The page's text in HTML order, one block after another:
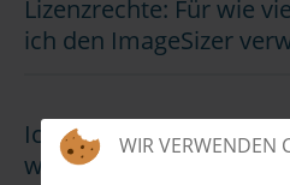
Lizenzrechte: Für wie
ich den ImageSizer
Ich habe Probleme mit
was soll ich tun?
WIR VERWENDEN